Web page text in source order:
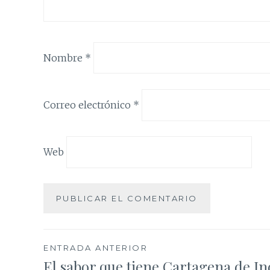
Nombre *
Correo electrónico *
Web
Navegación
ENTRADA ANTERIOR